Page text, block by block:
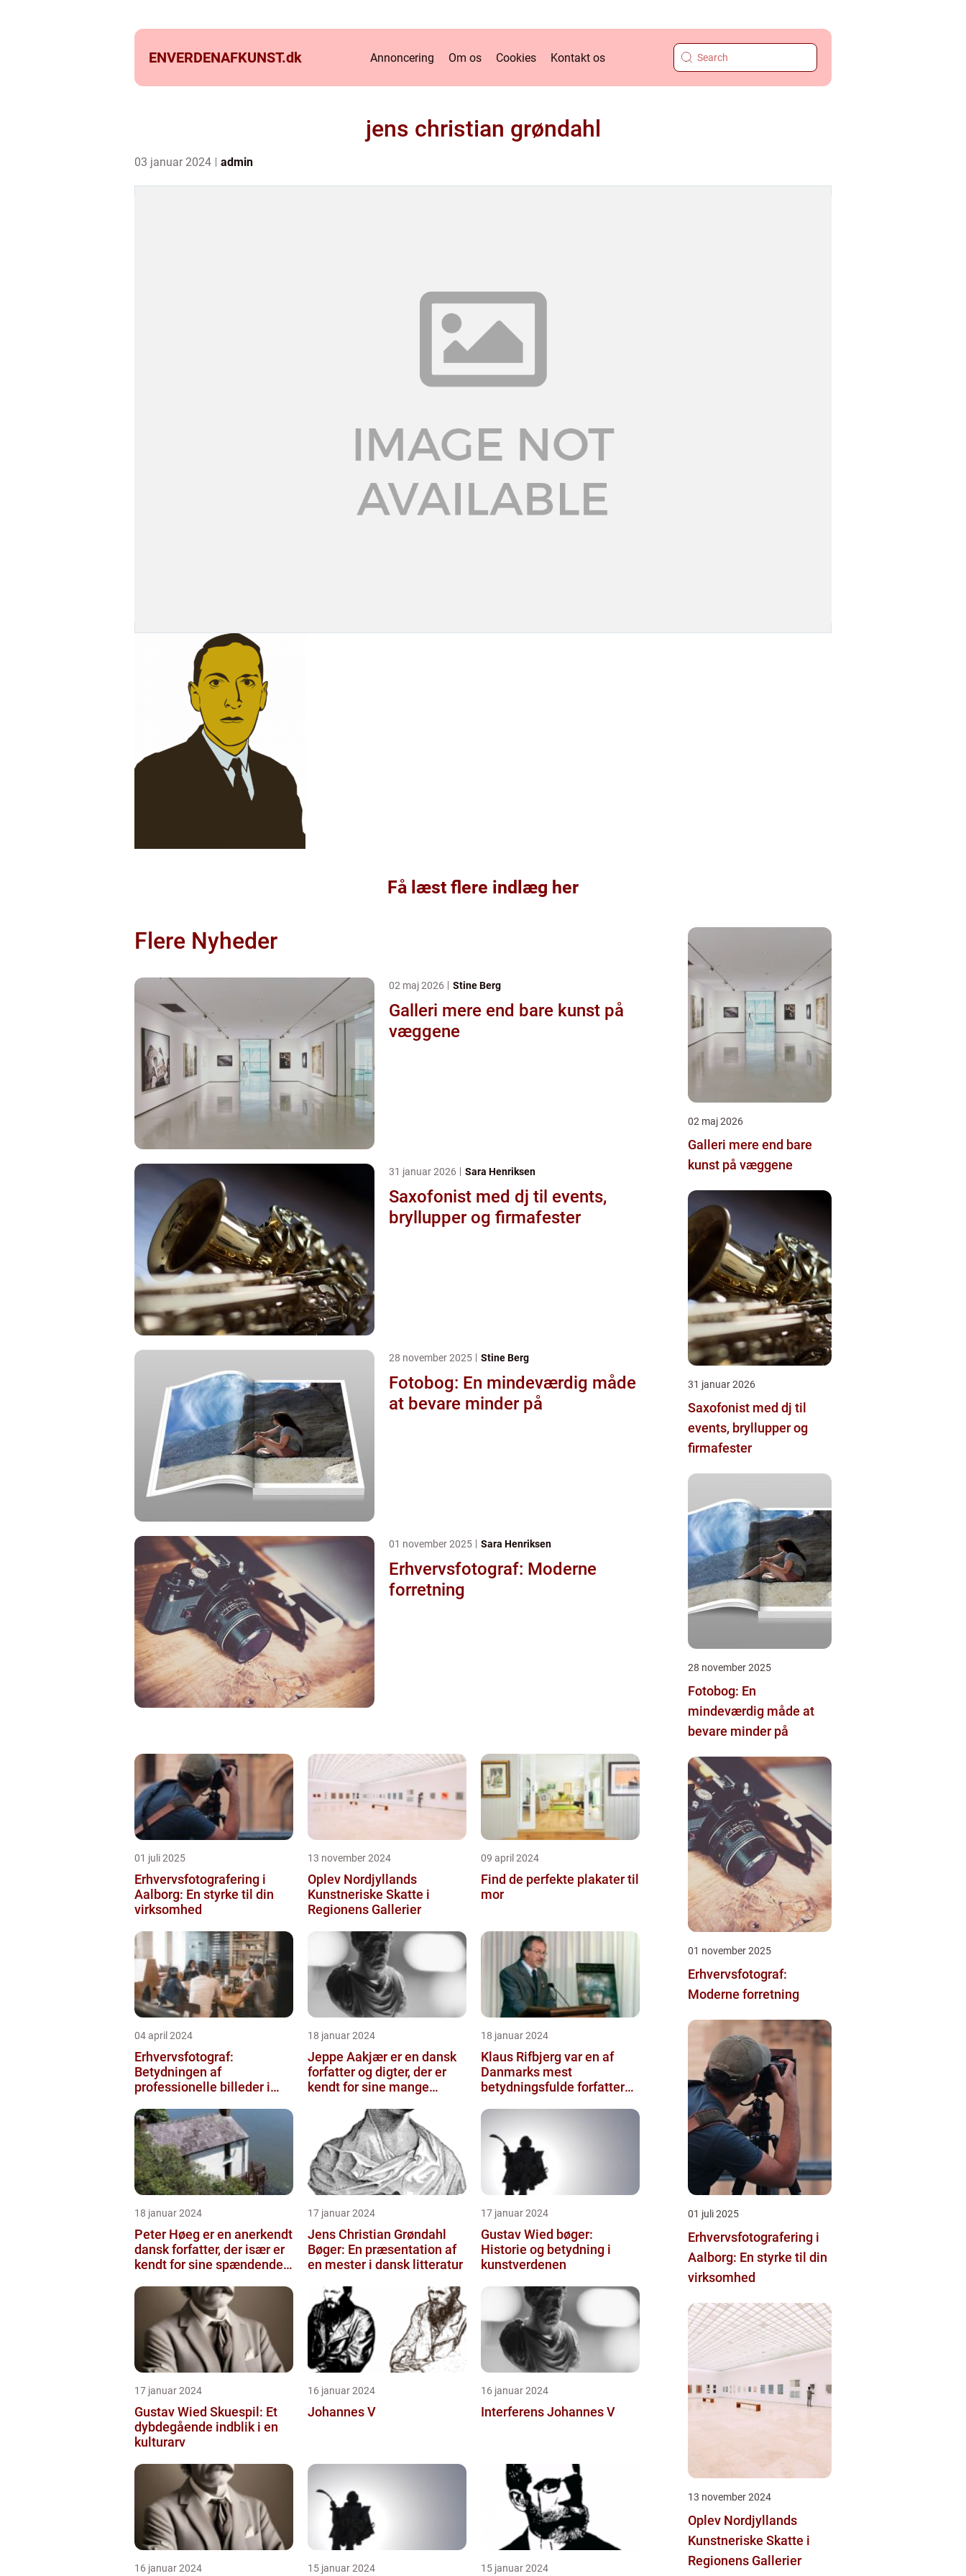
ENVERDENAFKUNST.dk Annoncering Om os Cookies Kontakt os
jens christian grøndahl
03 januar 2024 admin
Få læst flere indlæg her
Flere Nyheder
02 maj 2026 Stine Berg
Galleri mere end bare kunst på
væggene
31 januar 2026 Sara Henriksen
Saxofonist med dj til events,
bryllupper og firmafester
28 november 2025 Stine Berg
Fotobog: En mindeværdig måde
at bevare minder på
01 november 2025 Sara Henriksen
Erhvervsfotograf: Moderne
forretning
01 juli 2025
Erhvervsfotografering i
Aalborg: En styrke til din
virksomhed
13 november 2024
Oplev Nordjyllands
Kunstneriske Skatte i
Regionens Gallerier
09 april 2024
Find de perfekte plakater til
mor
04 april 2024
Erhvervsfotograf:
Betydningen af
professionelle billeder i
18 januar 2024
Jeppe Aakjær er en dansk
forfatter og digter, der er
kendt for sine mange
18 januar 2024
Klaus Rifbjerg var en af
Danmarks mest
betydningsfulde forfattere,
bøger i l...
18 januar 2024
Peter Høeg er en anerkendt
dansk forfatter, der især er
kendt for sine spændende
17 januar 2024
Jens Christian Grøndahl
Bøger: En præsentation af
en mester i dansk litteratur
17 januar 2024
Gustav Wied bøger:
Historie og betydning i
kunstverdenen
17 januar 2024
Gustav Wied Skuespil: Et
dybdegående indblik i en
kulturarv
16 januar 2024
Johannes V
16 januar 2024
Interferens Johannes V
16 januar 2024 15 januar 2024 15 januar 2024
02 maj 2026
Galleri mere end bare
kunst på væggene
31 januar 2026
Saxofonist med dj til
events, bryllupper og
firmafester
28 november 2025
Fotobog: En
mindeværdig måde at
bevare minder på
01 november 2025
Erhvervsfotograf:
Moderne forretning
01 juli 2025
Erhvervsfotografering i
Aalborg: En styrke til din
virksomhed
13 november 2024
Oplev Nordjyllands
Kunstneriske Skatte i
Regionens Gallerier